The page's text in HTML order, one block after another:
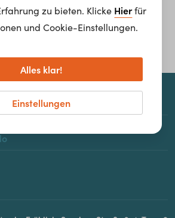
zu bieten. Klicke Hierfür
und Cookie-Einstellungen.
Einstellungen
Alles klar!